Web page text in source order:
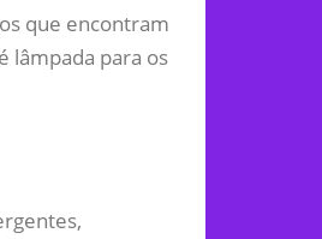
que encontram
lâmpada para os